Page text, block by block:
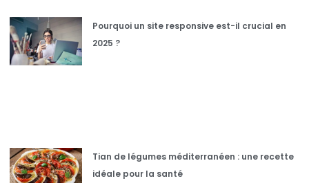
Pourquoi un site responsive est-il crucial en
2025 ?
Tian de légumes méditerranéen : une recette
idéale pour la santé